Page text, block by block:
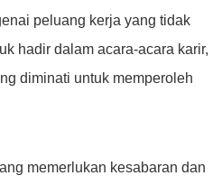
peluang kerja yang tidak
hadir dalam acara-acara karir,
diminati untuk memperoleh
memerlukan kesabaran dan